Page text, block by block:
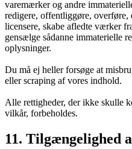
varemærker og andre
redigere, offentliggøre, overføre,
licensere, skabe afledte værker
gensælge sådanne immaterielle
oplysninger.
Du må ej heller forsøge at
eller scraping af vores indhold.
Alle rettigheder, der ikke skulle
vilkår, forbeholdes.
11. Tilgængelighed